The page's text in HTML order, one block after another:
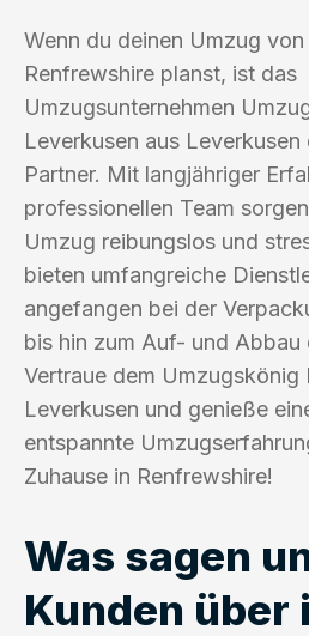
Wenn du deinen Umzug
Renfrewshire planst, ist das
Umzugsunternehmen
Leverkusen aus
Partner. Mit langjähriger
professionellen Team
Umzug reibungslos und
bieten umfangreiche
angefangen bei der
bis hin zum Auf- und Abbau
Vertraue dem Umzugskönig
Leverkusen und genieße
entspannte
Zuhause in Renfrewshire!
Was sagen
Kunden über